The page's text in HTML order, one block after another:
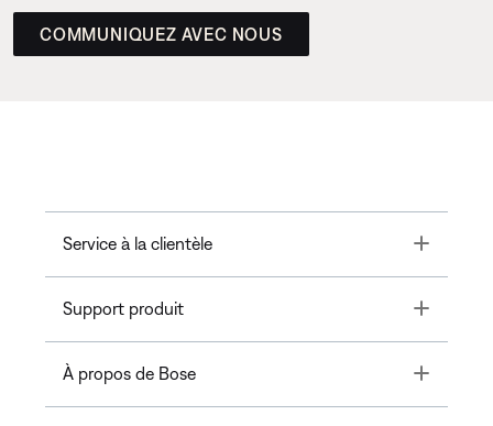
COMMUNIQUEZ AVEC NOUS
Service à la clientèle Toggle
Support produit Toggle
À propos de Bose Toggle